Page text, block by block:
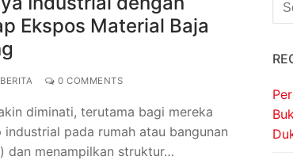
RANGKA ATAP BAJA RINGAN
RANGKA BAJA BERAT
RANGKA PARTISI BAJA RINGAN
RANGKA PLAFON
AKSESORIS
Ekspos Material Baja
BERITA 0 COMMENTS
diminati, terutama bagi mereka
pada rumah atau bangunan
dan menampilkan struktur…